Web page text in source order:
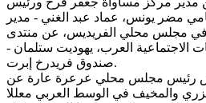
مضر يونس، عماد عبد الغني - مدير
في مجلس محلي الفريديس، عن منتدى
الاجتماعية العرب، يهوديت ستلمان -
صندوق فريدرخ إبرت.
رئيس مجلس محلي عرعرة عارة عن
والمخيف في الوسط العربي معللا